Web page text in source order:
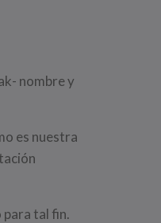
nombre y
es nuestra
tal fin.